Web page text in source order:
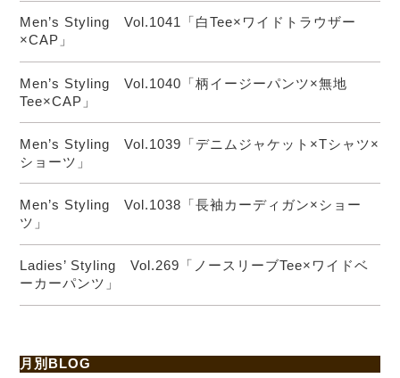
Men’s Styling Vol.1041「白Tee×ワイドトラウザー
×CAP」
Men’s Styling Vol.1040「柄イージーパンツ×無地
Tee×CAP」
Men’s Styling Vol.1039「デニムジャケット×Tシャツ×
ショーツ」
Men’s Styling Vol.1038「長袖カーディガン×ショー
ツ」
Ladies’ Styling Vol.269「ノースリーブTee×ワイドベ
ーカーパンツ」
月別BLOG